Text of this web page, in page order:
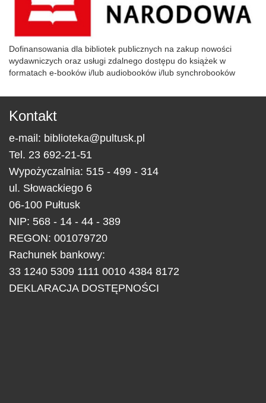
Dofinansowania dla bibliotek publicznych na zakup nowości
wydawniczych oraz usługi zdalnego dostępu do książek w
formatach e-booków i/lub audiobooków i/lub synchrobooków
Kontakt
e-mail: biblioteka@pultusk.pl
Tel. 23 692-21-51
Wypożyczalnia: 515 - 499 - 314
ul. Słowackiego 6
06-100 Pułtusk
NIP: 568 - 14 - 44 - 389
REGON: 001079720
Rachunek bankowy:
33 1240 5309 1111 0010 4384 8172
DEKLARACJA DOSTĘPNOŚCI